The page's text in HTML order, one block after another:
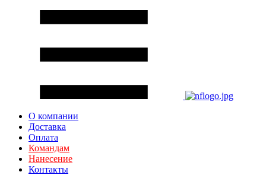
О компании
Доставка
Оплата
Командам
Нанесение
Контакты